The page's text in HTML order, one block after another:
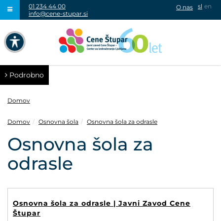
NAVIGACIJA PREKO TIPKOVNICE
SIVINE
01 234 44 00
info@cene-stupar.si
sl en
O nas
Podrobno
Domov
Domov Osnovna šola Osnovna šola za odrasle
Osnovna šola za
odrasle
Osnovna šola za odrasle | Javni Zavod Cene
Štupar